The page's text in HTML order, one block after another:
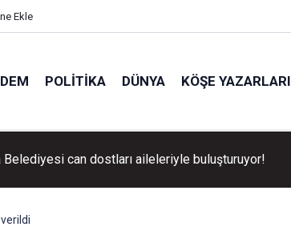
Ekle
POLITIKA DÜNYA KÖŞE YAZARLARI
Belediyesi can dostları aileleriyle buluşturuyor!